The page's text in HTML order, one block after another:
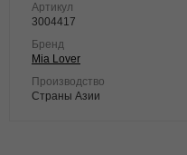
Артикул
3004417
Бренд
Mia Lover
Производство
Страны Азии